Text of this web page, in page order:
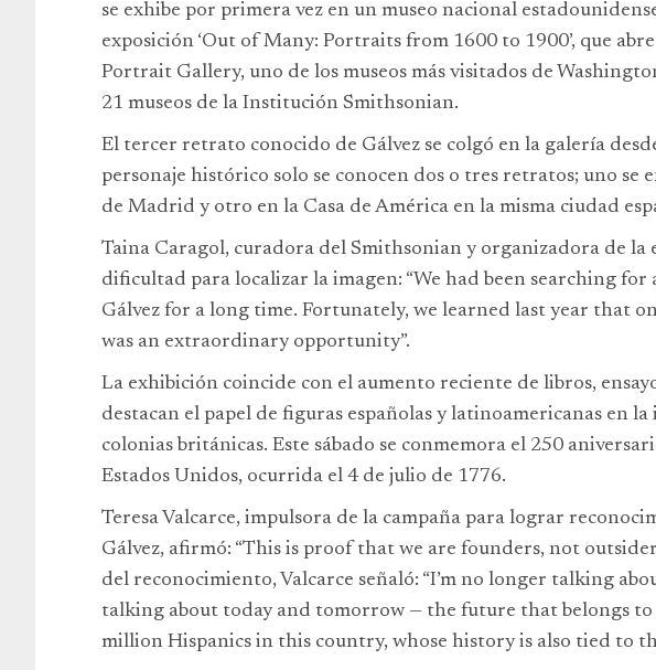
se exhibe por primera vez en un museo nacional
exposición ‘Out of Many: Portraits from 1600 to 1900’, que
Portrait Gallery, uno de los museos más visitados de
21 museos de la Institución Smithsonian.
El tercer retrato conocido de Gálvez se colgó en la galería
personaje histórico solo se conocen dos o tres retratos; uno se
de Madrid y otro en la Casa de América en la misma ciudad
Taina Caragol, curadora del Smithsonian y organizadora de la
dificultad para localizar la imagen: “We had been searching
Gálvez for a long time. Fortunately, we learned last year that
was an extraordinary opportunity”.
La exhibición coincide con el aumento reciente de libros,
destacan el papel de figuras españolas y latinoamericanas en
colonias británicas. Este sábado se conmemora el 250
Estados Unidos, ocurrida el 4 de julio de 1776.
Teresa Valcarce, impulsora de la campaña para lograr
Gálvez, afirmó: “This is proof that we are founders, not
del reconocimiento, Valcarce señaló: “I’m no longer talking
talking about today and tomorrow — the future that belongs
million Hispanics in this country, whose history is also tied to